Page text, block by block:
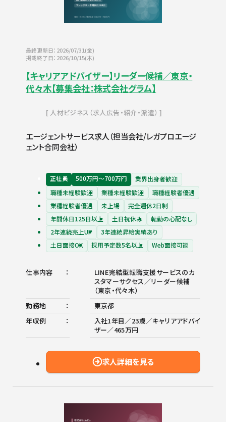
最終更新日：2026/07/31(金)
掲載終了日：2026/10/15(木)
【キャリアアドバイザー】リーダー候補／東京・
代々木【募集会社：株式会社グラム】
人材ビジネス（求人広告・紹介・派遣）
エージェントサービス求人（担当会社/レガプロエージ
ェント合同会社）
正社員 500万円〜700万円
業界出身者歓迎
職種未経験歓迎
業種未経験歓迎
職種経験者優遇
業種経験者優遇
未上場
完全週休2日制
年間休日125日以上
土日祝休み
転勤の心配なし
2年連続売上UP
3年連続昇給実績あり
土日面接OK
採用予定数5名以上 Web面接可能
仕事内容
LINE完結型転職支援サービスのカ
スタマーサクセス／リーダー候補
（東京・代々木）
勤務地
東京都
年収例
入社1年目／23歳／キャリアアドバイ
ザー／465万円
求人詳細を見る